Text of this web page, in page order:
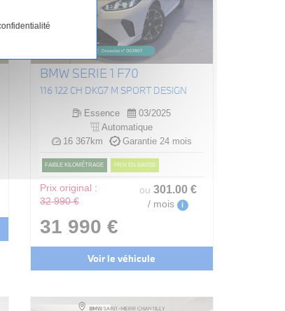
BMW SERIE 1 F70
116 122 CH DKG7 M SPORT DESIGN
Essence
03/2025
Automatique
16 367km
Garantie 24 mois
FAIBLE KILOMÉTRAGE PRIX EN BAISSE
Prix original :
32 990 €
31 990 €
ou 301.00 €
/ mois i
Voir le véhicule